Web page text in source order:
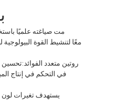
روتين متعدد
في التحكم في إنتاج
يستهدف تغيرات لون